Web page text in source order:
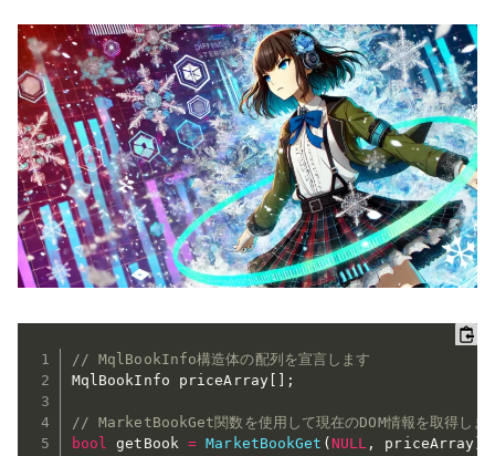
// MqlBookInfo構造体の配列を宣言します
MqlBookInfo priceArray[ ] ;
// MarketBookGet関数を使用して現在のDOM情報を取得しま
bool
getBook = MarketBookGet (NULL , priceArray)